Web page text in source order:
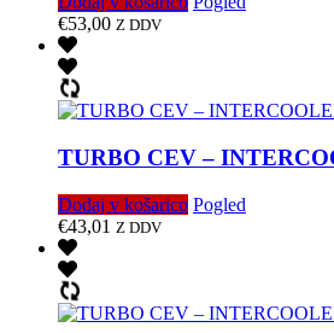
€53,00 Z DDV
TURBO CEV –
Dodaj v košarico Pogled
€43,01 Z DDV